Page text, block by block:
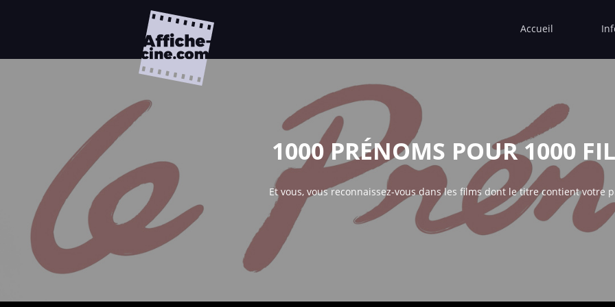
Accueil
1000 PRÉNOMS POUR 1000
Et vous, vous reconnaissez-vous dans les films dont le titre contient votre